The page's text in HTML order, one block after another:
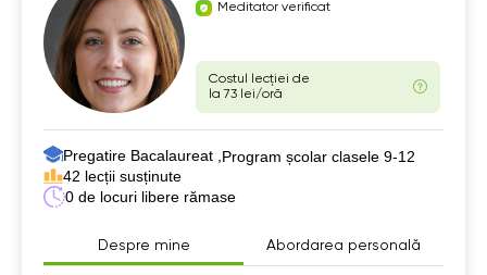
Meditator verificat
Costul lecției de
la 73 lei/oră
Pregatire Bacalaureat , Program școlar clasele 9-12
42 lecții susținute
0 de locuri libere rămase
Despre mine Abordarea personală